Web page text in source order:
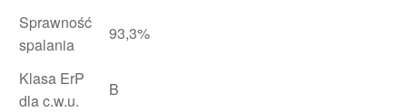
Sprawność
spalania
93,3%
Klasa ErP
dla c.w.u.
B